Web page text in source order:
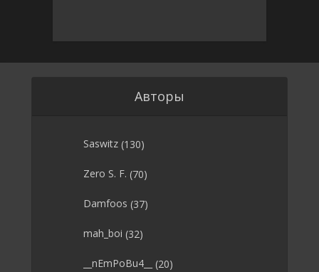
Авторы
Saswitz (130)
Zero S. F. (70)
Damfoos (37)
mah_boi (32)
__nEmPoBu4__ (20)